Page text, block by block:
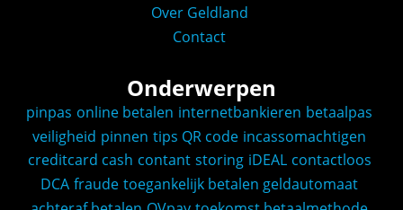
Over Geldland
Contact
Onderwerpen
pinpas online betalen internetbankieren betaalpas
veiligheid pinnen tips QR code incassomachtigen
creditcard cash contant storing iDEAL contactloos
DCA fraude toegankelijk betalen geldautomaat